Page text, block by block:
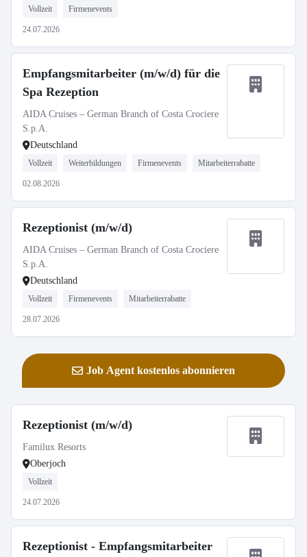
Vollzeit Firmenevents
24.07.2026
Empfangsmitarbeiter (m/w/d) für die
Spa Rezeption
AIDA Cruises – German Branch of Costa Crociere
S.p.A.
Deutschland
Vollzeit Weiterbildungen Firmenevents Mitarbeiterrabatte
02.08.2026
Rezeptionist (m/w/d)
AIDA Cruises – German Branch of Costa Crociere
S.p.A.
Deutschland
Vollzeit Firmenevents Mitarbeiterrabatte
28.07.2026
Job Agent kostenlos abonnieren
Rezeptionist (m/w/d)
Familux Resorts
Oberjoch
Vollzeit
24.07.2026
Rezeptionist - Empfangsmitarbeiter